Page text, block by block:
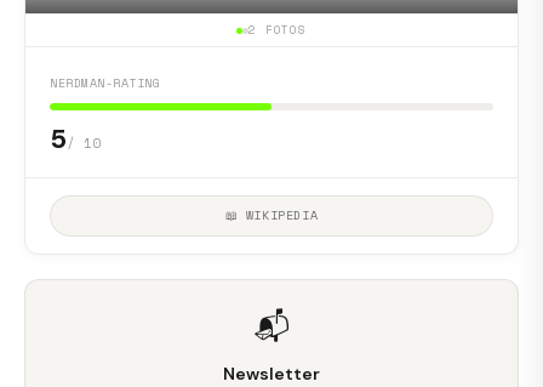
2 FOTOS
NERDMAN-RATING
5/ 10
📖 WIKIPEDIA
📬
Newsletter